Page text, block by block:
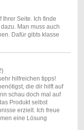
Seite. Ich finde
Man muss auch
Dafür gibts klasse
)
hilfreichen tipps!
die dir hilft auf
schau doch mal auf
Produkt selbst
erzielt. Ich freue
eine Lösung